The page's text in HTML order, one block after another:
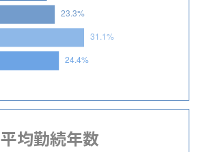
平均勤続年数